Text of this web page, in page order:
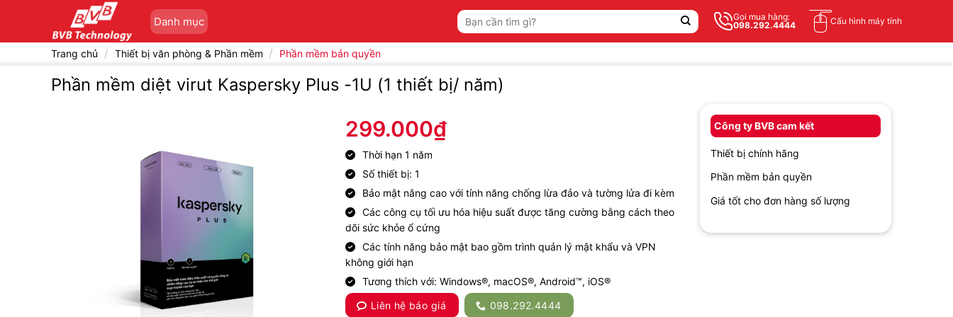
Danh mục
Tìm
kiếm:
Gọi mua hàng:
098.292.4444
Cấu hình máy tính
Trang chủ / Thiết bị văn phòng & Phần mềm / Phần mềm bản quyền
Phần mềm diệt virut Kaspersky Plus -1U (1 thiết bị/ năm)
299.000₫
Thời hạn 1 năm
Số thiết bị: 1
Bảo mật nâng cao với tính năng chống lừa đảo và tường lửa đi kèm
Các công cụ tối ưu hóa hiệu suất được tăng cường bằng cách theo
dõi sức khỏe ổ cứng
Các tính năng bảo mật bao gồm trình quản lý mật khẩu và VPN
không giới hạn
Tương thích với: Windows®, macOS®, Android™, iOS®
Liên hệ báo giá
098.292.4444
Công ty BVB cam kết
Thiết bị chính hãng
Phần mềm bản quyền
Giá tốt cho đơn hàng số lượng